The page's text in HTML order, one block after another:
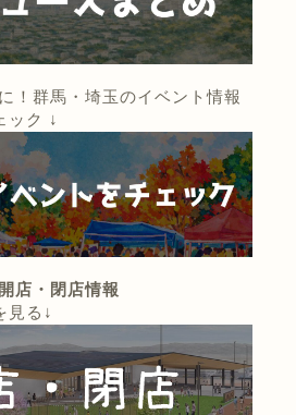
！群馬・埼玉のイベント情報
ック ↓
店・閉店情報
見る↓